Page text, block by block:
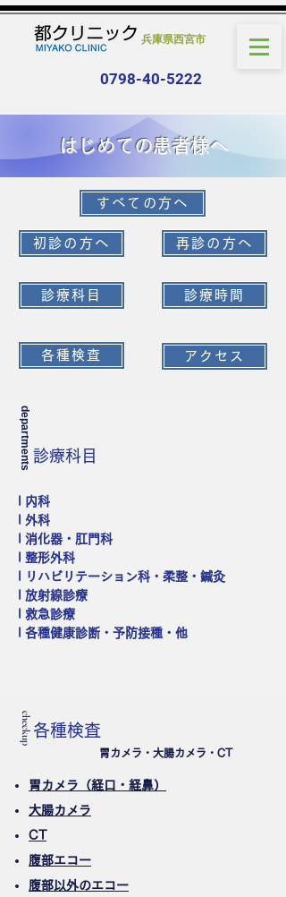
兵庫県西宮市
0798-40-5222
はじめての患者様へ
すべての方へ
初診の方へ
診療科目
再診の方へ
診療時間
各種検査 アクセス
departments 診療科目
l 内科
l 外科
l 消化器・肛門科
l 整形外科
l リハビリテーション科・柔整・鍼灸
l 放射線診療
l 救急診療
l 各種健康診断・予防接種・他
checkup 各種検査
胃カメラ・大腸カメラ・CT
胃カメラ（経口・経鼻）
大腸カメラ
​CT
腹部エコー
腹部以外のエコー